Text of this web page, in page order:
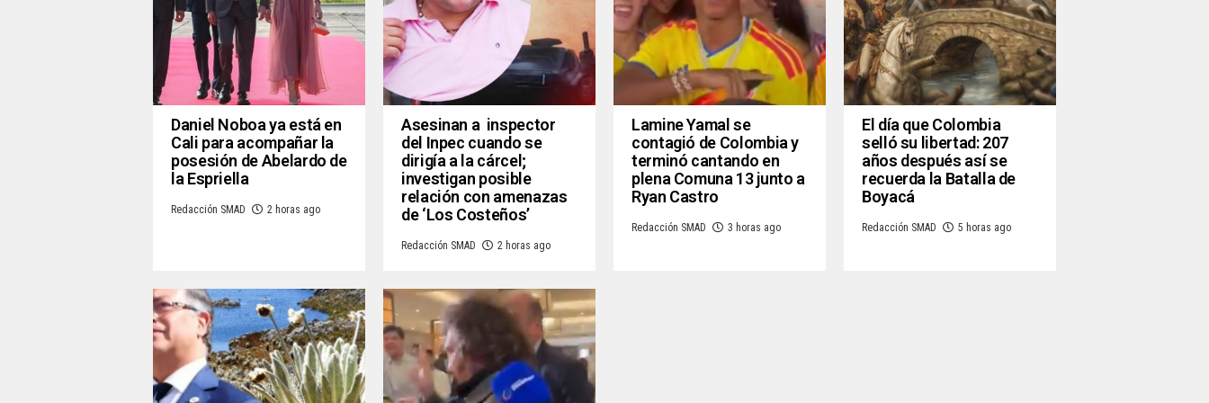
Daniel Noboa ya está en
Cali para acompañar la
posesión de Abelardo de
la Espriella
Redacción SMAD 2 horas ago
Asesinan a inspector
del Inpec cuando se
dirigía a la cárcel;
investigan posible
relación con amenazas
de ‘Los Costeños’
Redacción SMAD 2 horas ago
Lamine Yamal se
contagió de Colombia y
terminó cantando en
plena Comuna 13 junto a
Ryan Castro
Redacción SMAD 3 horas ago
El día que Colombia
selló su libertad: 207
años después así se
recuerda la Batalla de
Boyacá
Redacción SMAD 5 horas ago